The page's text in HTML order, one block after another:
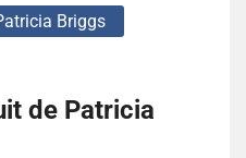
Briggs
de Patricia